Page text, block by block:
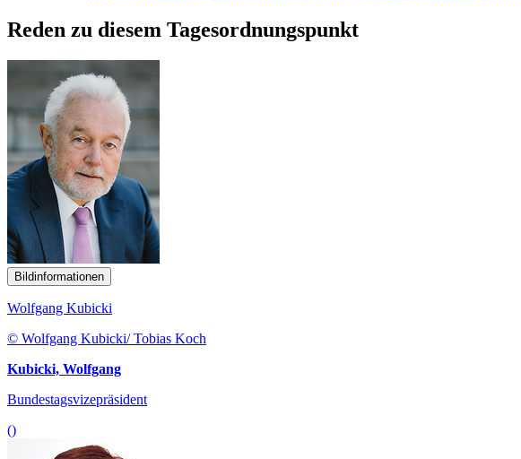
Reden zu diesem Tagesordnungspunkt
Bildinformationen
Wolfgang Kubicki
© Wolfgang Kubicki/ Tobias Koch
Kubicki, Wolfgang
Bundestagsvizepräsident
()